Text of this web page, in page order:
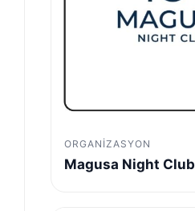
ORGANIZASYON
Magusa Night Club